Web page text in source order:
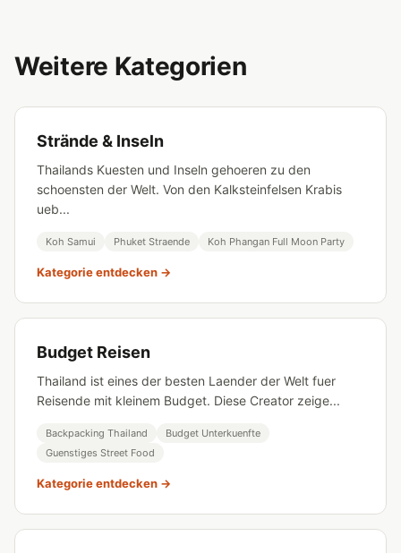
Weitere Kategorien
Strände & Inseln
Thailands Kuesten und Inseln gehoeren zu den
schoensten der Welt. Von den Kalksteinfelsen Krabis
ueb...
Koh Samui Phuket Straende Koh Phangan Full Moon Party
Kategorie entdecken →
Budget Reisen
Thailand ist eines der besten Laender der Welt fuer
Reisende mit kleinem Budget. Diese Creator zeige...
Backpacking Thailand
Budget Unterkuenfte
Guenstiges Street Food
Kategorie entdecken →